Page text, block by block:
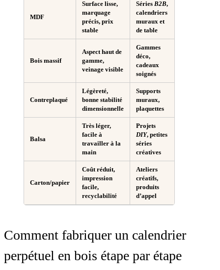
MDF
Surface lisse,
marquage
précis, prix
stable
Séries B2B,
calendriers
muraux et
de table
Bois massif
Aspect haut de
gamme,
veinage visible
Gammes
déco,
cadeaux
soignés
Contreplaqué
Légèreté,
bonne stabilité
dimensionnelle
Supports
muraux,
plaquettes
Balsa
Très léger,
facile à
travailler à la
main
Projets
DIY, petites
séries
créatives
Carton/papier
Coût réduit,
impression
facile,
recyclabilité
Ateliers
créatifs,
produits
d’appel
Comment fabriquer un calendrier
perpétuel en bois étape par étape